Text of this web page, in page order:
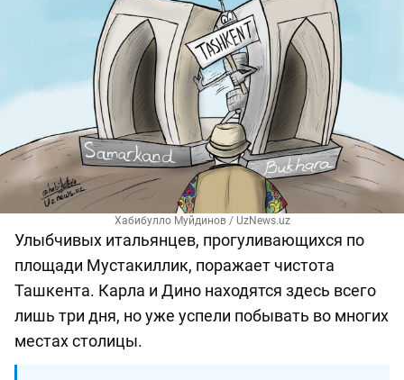
Хабибулло Муйдинов / UzNews.uz
Улыбчивых итальянцев, прогуливающихся по
площади Мустакиллик, поражает чистота
Ташкента. Карла и Дино находятся здесь всего
лишь три дня, но уже успели побывать во многих
местах столицы.